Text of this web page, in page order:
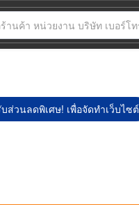
ส่วนลดพิเศษ! เพื่อจัดทำเว็บไซต์